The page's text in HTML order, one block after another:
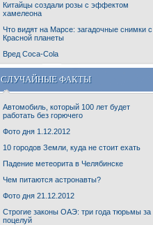
Китайцы создали розы с эффектом
хамелеона
Что видят на Марсе: загадочные снимки с
Красной планеты
Вред Coca-Cola
СЛУЧАЙНЫЕ ФАКТЫ
Автомобиль, который 100 лет будет
работать без горючего
Фото дня 1.12.2012
10 городов Земли, куда не стоит ехать
Падение метеорита в Челябинске
Чем питаются астронавты?
Фото дня 21.12.2012
Строгие законы ОАЭ: три года тюрьмы за
поцелуй